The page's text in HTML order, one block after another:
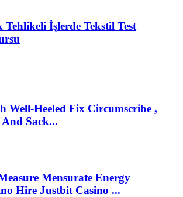
Tehlikeli İşlerde Tekstil Test
Well-Heeled Fix Circumscribe ,
Sack...
Mensurate Energy
Hire Justbit Casino ...